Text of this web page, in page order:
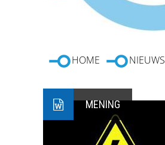
HOME NIEUWS
MENING